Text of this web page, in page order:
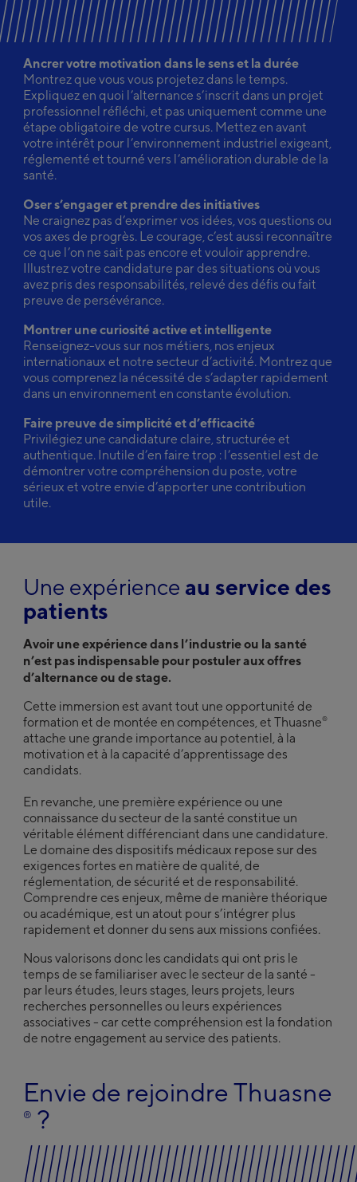
Ancrer votre motivation dans le sens et la durée
Montrez que vous vous projetez dans le temps.
Expliquez en quoi l’alternance s’inscrit dans un projet
professionnel réfléchi, et pas uniquement comme une
étape obligatoire de votre cursus. Mettez en avant
votre intérêt pour l’environnement industriel exigeant,
réglementé et tourné vers l’amélioration durable de la
santé.
Oser s’engager et prendre des initiatives
Ne craignez pas d’exprimer vos idées, vos questions ou
vos axes de progrès. Le courage, c’est aussi reconnaître
ce que l’on ne sait pas encore et vouloir apprendre.
Illustrez votre candidature par des situations où vous
avez pris des responsabilités, relevé des défis ou fait
preuve de persévérance.
Montrer une curiosité active et intelligente
Renseignez-vous sur nos métiers, nos enjeux
internationaux et notre secteur d’activité. Montrez que
vous comprenez la nécessité de s’adapter rapidement
dans un environnement en constante évolution.
Faire preuve de simplicité et d’efficacité
Privilégiez une candidature claire, structurée et
authentique. Inutile d’en faire trop : l’essentiel est de
démontrer votre compréhension du poste, votre
sérieux et votre envie d’apporter une contribution
utile.
Une expérience au service des
patients
Avoir une expérience dans l’industrie ou la santé
n’est pas indispensable pour postuler aux offres
d’alternance ou de stage.
Cette immersion est avant tout une opportunité de
formation et de montée en compétences, et Thuasne®
attache une grande importance au potentiel, à la
motivation et à la capacité d’apprentissage des
candidats.
En revanche, une première expérience ou une
connaissance du secteur de la santé constitue un
véritable élément différenciant dans une candidature.
Le domaine des dispositifs médicaux repose sur des
exigences fortes en matière de qualité, de
réglementation, de sécurité et de responsabilité.
Comprendre ces enjeux, même de manière théorique
ou académique, est un atout pour s’intégrer plus
rapidement et donner du sens aux missions confiées.
Nous valorisons donc les candidats qui ont pris le
temps de se familiariser avec le secteur de la santé -
par leurs études, leurs stages, leurs projets, leurs
recherches personnelles ou leurs expériences
associatives - car cette compréhension est la fondation
de notre engagement au service des patients.
Envie de rejoindre Thuasne
® ?